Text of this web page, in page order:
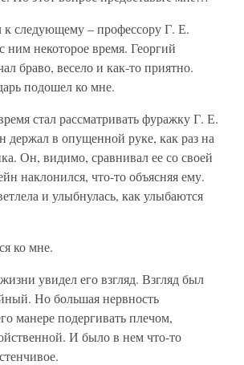
к следующему – профессору Г. Е.
ним некоторое время. Георгий
браво, весело и как-то приятно.
подошел ко мне.
стал рассматривать фуражку Г. Е.
держал в опущенной руке, как раз на
Он, видимо, сравнивал ее со своей
наклонился, что-то объясняя ему.
и улыбнулась, как улыбаются
ко мне.
увидел его взгляд. Взгляд был
Но большая нервность
манере подергивать плечом,
И было в нем что-то